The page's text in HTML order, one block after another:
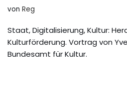
von Reg
Staat, Digitalisierung, Kultur:
Kulturförderung. Vortrag von
Bundesamt für Kultur.